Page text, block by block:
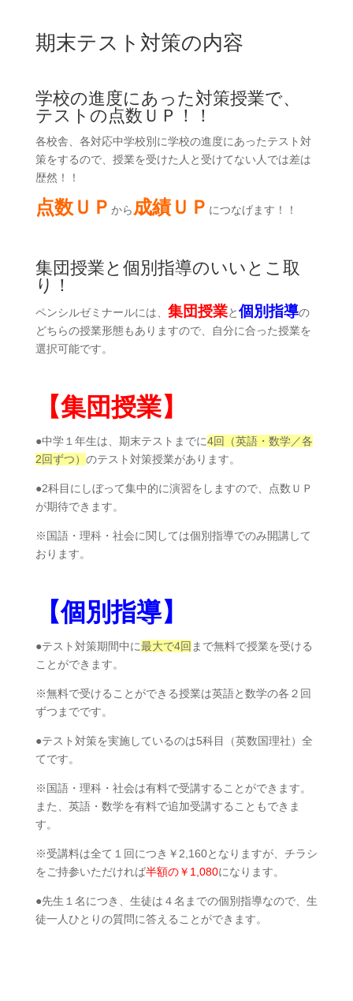
期末テスト対策の内容
学校の進度にあった対策授業で、
テストの点数ＵＰ！！
各校舎、各対応中学校別に学校の進度にあったテスト対
策をするので、授業を受けた人と受けてない人では差は
歴然！！
点数ＵＰ から 成績ＵＰ につなげます！！
集団授業と個別指導のいいとこ取
り！
ペンシルゼミナールには、 集団授業と個別指導の
どちらの授業形態もありますので、自分に合った授業を
選択可能です。
【集団授業】
●中学１年生は、期末テストまでに4回（英語・数学／各
2回ずつ） のテスト対策授業があります。
●2科目にしぼって集中的に演習をしますので、点数ＵＰ
が期待できます。
※国語・理科・社会に関しては個別指導でのみ開講して
おります。
【個別指導】
●テスト対策期間中に最大で4回 まで無料で授業を受ける
ことができます。
※無料で受けることができる授業は英語と数学の各２回
ずつまでです。
●テスト対策を実施しているのは5科目（英数国理社）全
てです。
※国語・理科・社会は有料で受講することができます。
また、英語・数学を有料で追加受講することもできま
す。
※受講料は全て１回につき￥2,160となりますが、チラシ
をご持参いただければ半額の￥1,080になります。
●先生１名につき、生徒は４名までの個別指導なので、生
徒一人ひとりの質問に答えることができます。